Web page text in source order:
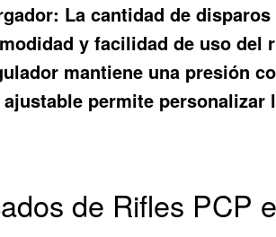
La cantidad de
y facilidad de uso
mantiene una presión
permite
de Rifles PCP